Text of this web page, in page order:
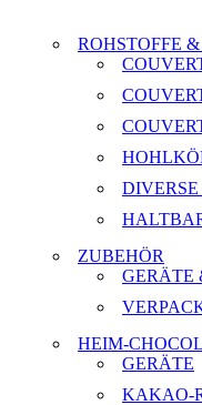
ROHSTOFFE
DIVERSE
ZUBEHÖR
GERÄTE
HEIM-
GERÄTE
KAKAO-